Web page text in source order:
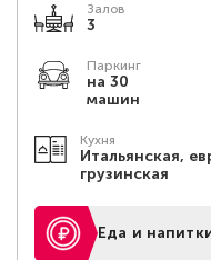
Залов
3
Паркинг
на 30
машин
Кухня
Итальянская,
грузинская
Еда и